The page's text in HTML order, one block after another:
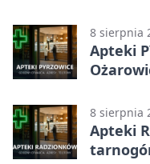
8 sierpnia
Apteki
8 sierpnia
Apteki